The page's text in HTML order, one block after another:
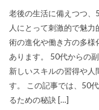
老後の生活に備えつつ
人にとって刺激的で魅
術の進化や働き方の多様
あります。 50代からの
新しいスキルの習得や人
す。 この記事では、50
るための秘訣 […]